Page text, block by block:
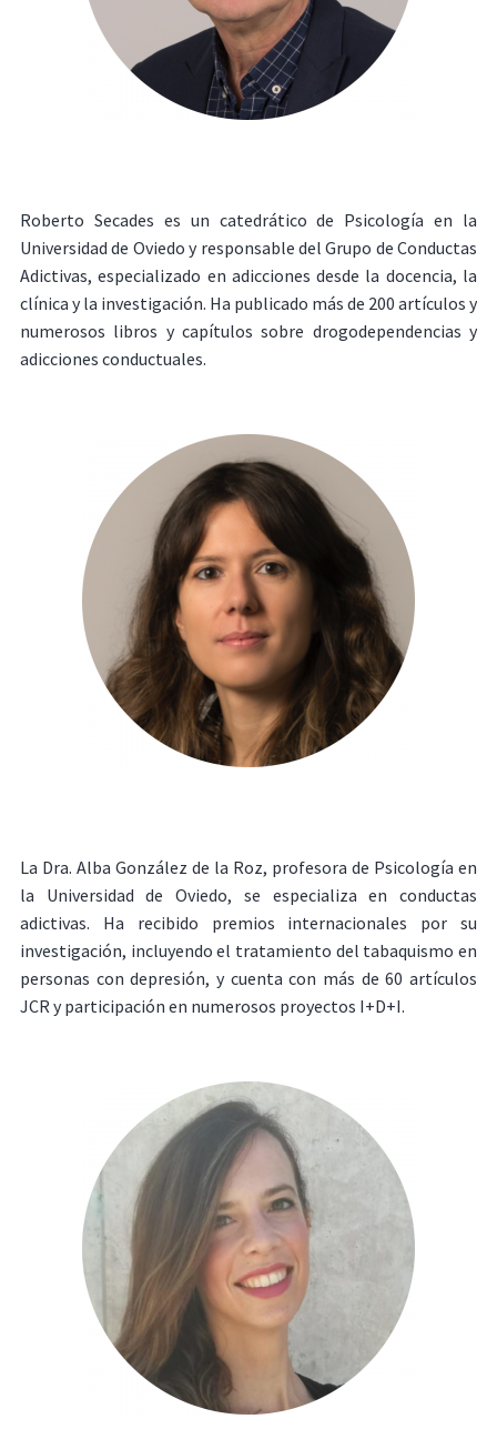
Roberto Secades es un catedrático de Psicología en la
Universidad de Oviedo y responsable del Grupo de Conductas
Adictivas, especializado en adicciones desde la docencia, la
clínica y la investigación. Ha publicado más de 200 artículos y
numerosos libros y capítulos sobre drogodependencias y
adicciones conductuales.
La Dra. Alba González de la Roz, profesora de Psicología en
la Universidad de Oviedo, se especializa en conductas
adictivas. Ha recibido premios internacionales por su
investigación, incluyendo el tratamiento del tabaquismo en
personas con depresión, y cuenta con más de 60 artículos
JCR y participación en numerosos proyectos I+D+I.